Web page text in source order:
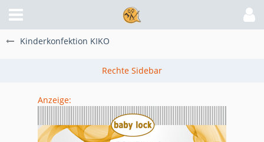
Kinderkonfektion KIKO
Anzeige: